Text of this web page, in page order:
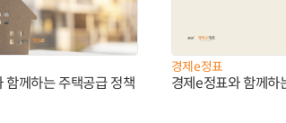
함께하는 주택공급 정책
경제e정표
경제e정표와 함께하